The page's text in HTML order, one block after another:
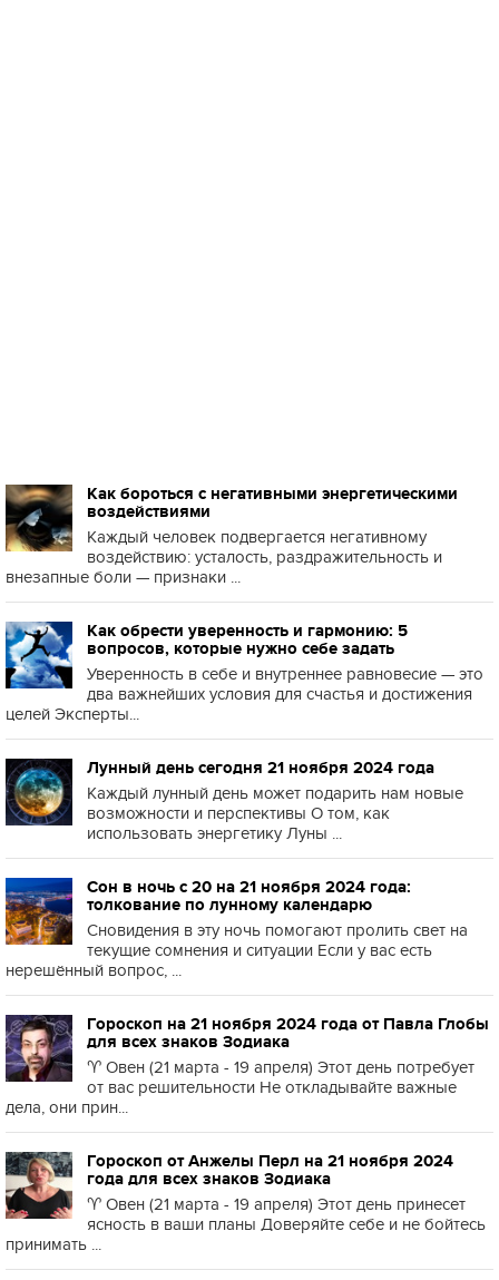
Как бороться с негативными энергетическими
воздействиями
Каждый человек подвергается негативному
воздействию: усталость, раздражительность и
внезапные боли — признаки ...
Как обрести уверенность и гармонию: 5
вопросов, которые нужно себе задать
Уверенность в себе и внутреннее равновесие — это
два важнейших условия для счастья и достижения
целей Эксперты...
Лунный день сегодня 21 ноября 2024 года
Каждый лунный день может подарить нам новые
возможности и перспективы О том, как
использовать энергетику Луны ...
Сон в ночь с 20 на 21 ноября 2024 года:
толкование по лунному календарю
Сновидения в эту ночь помогают пролить свет на
текущие сомнения и ситуации Если у вас есть
нерешённый вопрос, ...
Гороскоп на 21 ноября 2024 года от Павла Глобы
для всех знаков Зодиака
♈️ Овен (21 марта - 19 апреля) Этот день потребует
от вас решительности Не откладывайте важные
дела, они прин...
Гороскоп от Анжелы Перл на 21 ноября 2024
года для всех знаков Зодиака
♈️ Овен (21 марта - 19 апреля) Этот день принесет
ясность в ваши планы Доверяйте себе и не бойтесь
принимать ...